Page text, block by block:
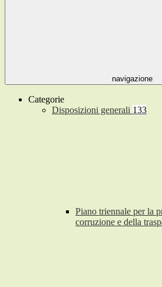
navigazione
Categorie
Disposizioni generali 133
Piano triennale per la
corruzione e della